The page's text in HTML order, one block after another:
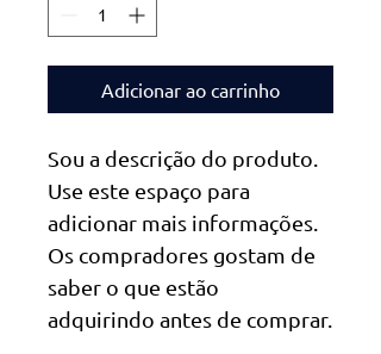
Adicionar ao carrinho
Sou a descrição do produto.
Use este espaço para
adicionar mais informações.
Os compradores gostam de
saber o que estão
adquirindo antes de comprar.